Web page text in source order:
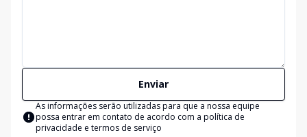
Enviar
As informações serão utilizadas para que a nossa equipe
possa entrar em contato de acordo com a política de
privacidade e termos de serviço